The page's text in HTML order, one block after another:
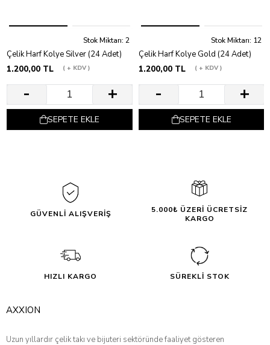
Stok Miktarı: 2
Çelik Harf Kolye Silver (24 Adet)
1.200,00 TL
+ KDV
SEPETE EKLE
Stok Miktarı: 12
Çelik Harf Kolye Gold (24 Adet)
1.200,00 TL
+ KDV
SEPETE EKLE
GÜVENLİ ALIŞVERİŞ
5.000₺ ÜZERİ ÜCRETSİZ
KARGO
HIZLI KARGO SÜREKLİ STOK
AXXION
Uzun yıllardır çelik takı ve bijuteri sektöründe faaliyet gösteren